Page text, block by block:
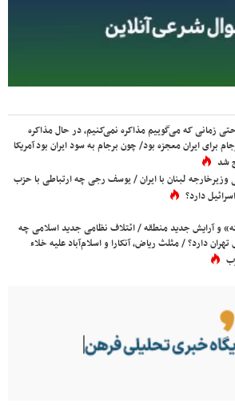
زمانی که می‌گوییم مذاکره نمی‌کنیم، در حال مذاکره
برای ایران معجزه بود/ چون برجام به سود ایران بود آمریکا
شد
وزیرخارجه لبنان با ایران / یوسف رجی چه ارتباطی با حزب
دارد؟
و آرایش جدید منطقه / ائتلاف نظامی جدید اسلامی چه
تهران دارد؟ / مثلث ریاض، آنکارا و اسلام‌آباد علیه خلاء